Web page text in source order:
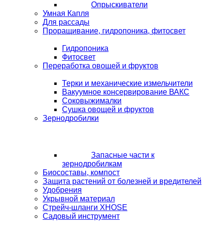
Опрыскиватели
Умная Капля
Для рассады
Проращивание, гидропоника, фитосвет
Гидропоника
Фитосвет
Переработка овощей и фруктов
Терки и механические измельчители
Вакуумное консервирование ВАКС
Соковыжималки
Сушка овощей и фруктов
Зернодробилки
Запасные части к
зернодробилкам
Биосоставы, компост
Защита растений от болезней и вредителей
Удобрения
Укрывной материал
Стрейч-шланги XHOSE
Садовый инструмент